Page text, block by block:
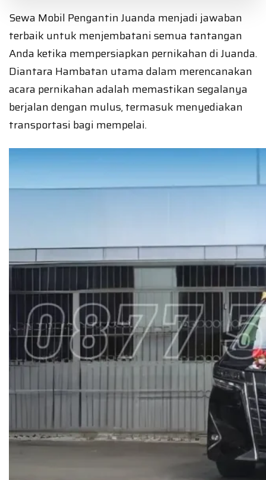
Sewa Mobil Pengantin Juanda menjadi jawaban
terbaik untuk menjembatani semua tantangan
Anda ketika mempersiapkan pernikahan di Juanda.
Diantara Hambatan utama dalam merencanakan
acara pernikahan adalah memastikan segalanya
berjalan dengan mulus, termasuk menyediakan
transportasi bagi mempelai.